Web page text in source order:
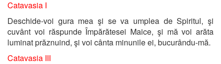
Catavasia I
Deschide-voi gura mea şi se va umplea de Spiritul, şi
cuvânt voi răspunde Împărătesei Maice, şi mă voi arăta
luminat prăznuind, şi voi cânta minunile ei, bucurându-mă.
Catavasia III